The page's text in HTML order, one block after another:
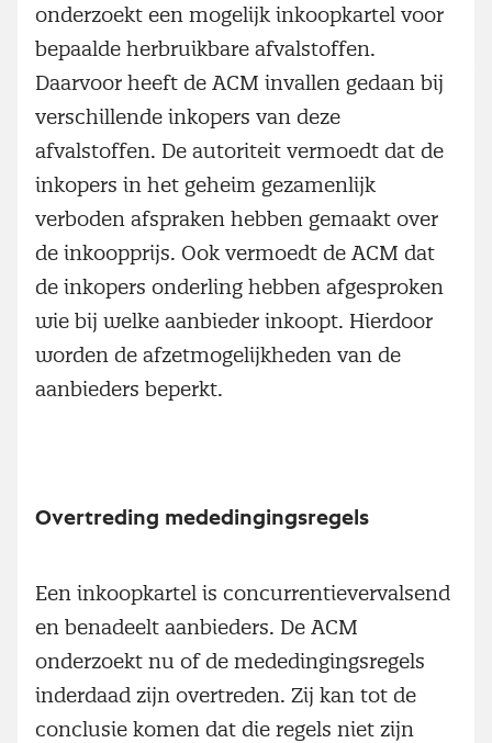
onderzoekt een mogelijk inkoopkartel voor
bepaalde herbruikbare afvalstoffen.
Daarvoor heeft de ACM invallen gedaan bij
verschillende inkopers van deze
afvalstoffen. De autoriteit vermoedt dat de
inkopers in het geheim gezamenlijk
verboden afspraken hebben gemaakt over
de inkoopprijs. Ook vermoedt de ACM dat
de inkopers onderling hebben afgesproken
wie bij welke aanbieder inkoopt. Hierdoor
worden de afzetmogelijkheden van de
aanbieders beperkt.
Overtreding mededingingsregels
Een inkoopkartel is concurrentievervalsend
en benadeelt aanbieders. De ACM
onderzoekt nu of de mededingingsregels
inderdaad zijn overtreden. Zij kan tot de
conclusie komen dat die regels niet zijn